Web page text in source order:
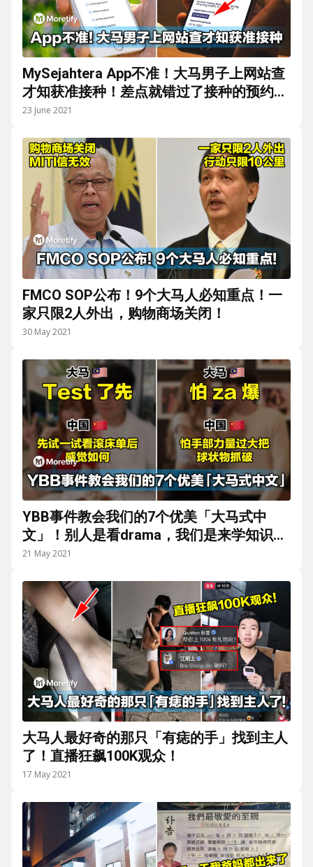
MySejahtera App不准！大马男子上网站查
才知获准接种！差点就错过了接种的预约时
间！
23 June 2021
FMCO SOP公布！9个大马人必知重点！一
家只限2人外出，购物商场关闭！
30 May 2021
YBB事件教会我们的7个优美「大马式中
文」！别人是看drama，我们是来学知识
的！
21 May 2021
大马人最好奇的那只「有痣的手」找到主人
了！直播狂飙100K观众！
17 May 2021